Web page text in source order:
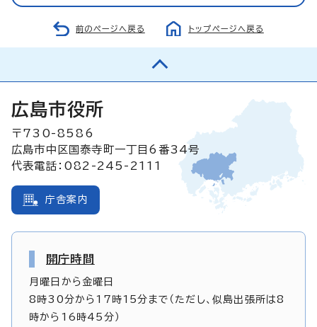
前のページへ戻る トップページへ戻る
広島市役所
〒730-8586
広島市中区国泰寺町一丁目6番34号
代表電話：082-245-2111
庁舎案内
開庁時間
月曜日から金曜日
8時30分から17時15分まで（ただし、似島出張所は8
時から16時45分）